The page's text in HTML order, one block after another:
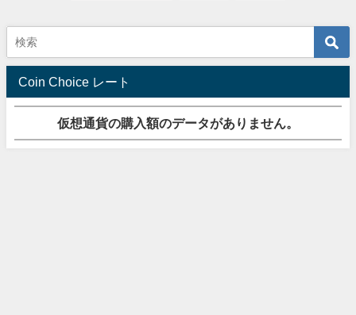
Coin Choice レート
仮想通貨の購入額のデータがありません。